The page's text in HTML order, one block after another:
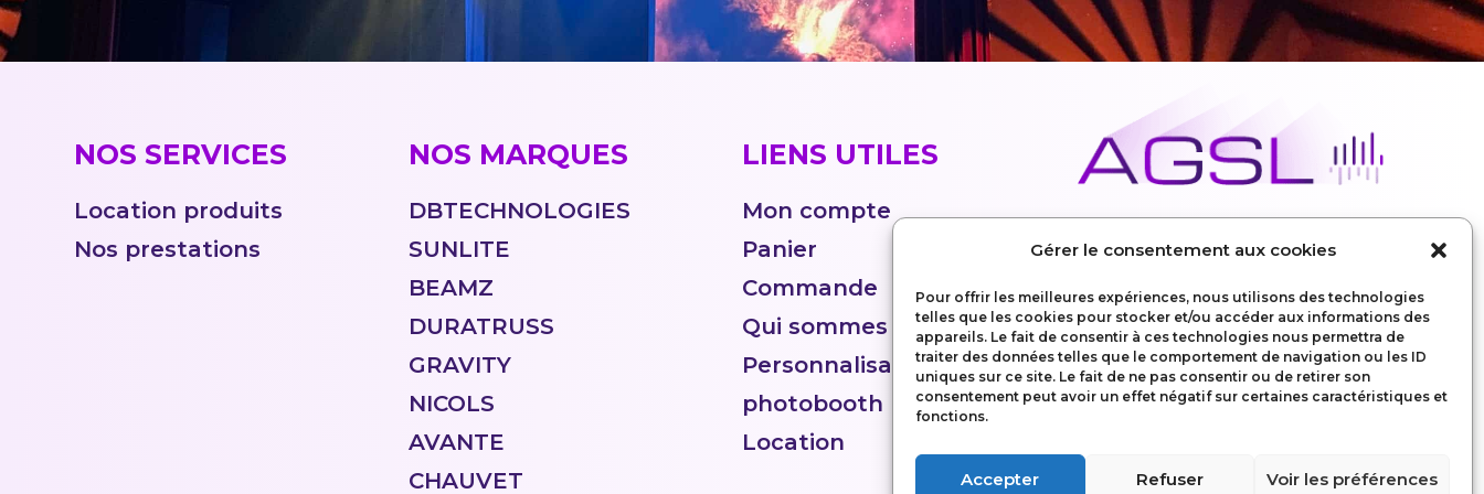
Gérer le consentement aux cookies
Pour offrir les meilleures expériences, nous utilisons des technologies
telles que les cookies pour stocker et/ou accéder aux informations des
appareils. Le fait de consentir à ces technologies nous permettra de
traiter des données telles que le comportement de navigation ou les ID
uniques sur ce site. Le fait de ne pas consentir ou de retirer son
consentement peut avoir un effet négatif sur certaines caractéristiques et
fonctions.
Accepter Refuser Voir les préférences
NOS SERVICES
Location produits
Nos prestations
NOS MARQUES
DBTECHNOLOGIES
SUNLITE
BEAMZ
DURATRUSS
GRAVITY
NICOLS
AVANTE
CHAUVET
LIENS UTILES
Mon compte
Panier
Commande
Qui sommes nous ?
Personnalisation
photobooth
Location
Mentions légales
Politique de confidentialité
Conditions Générales d’utilisation